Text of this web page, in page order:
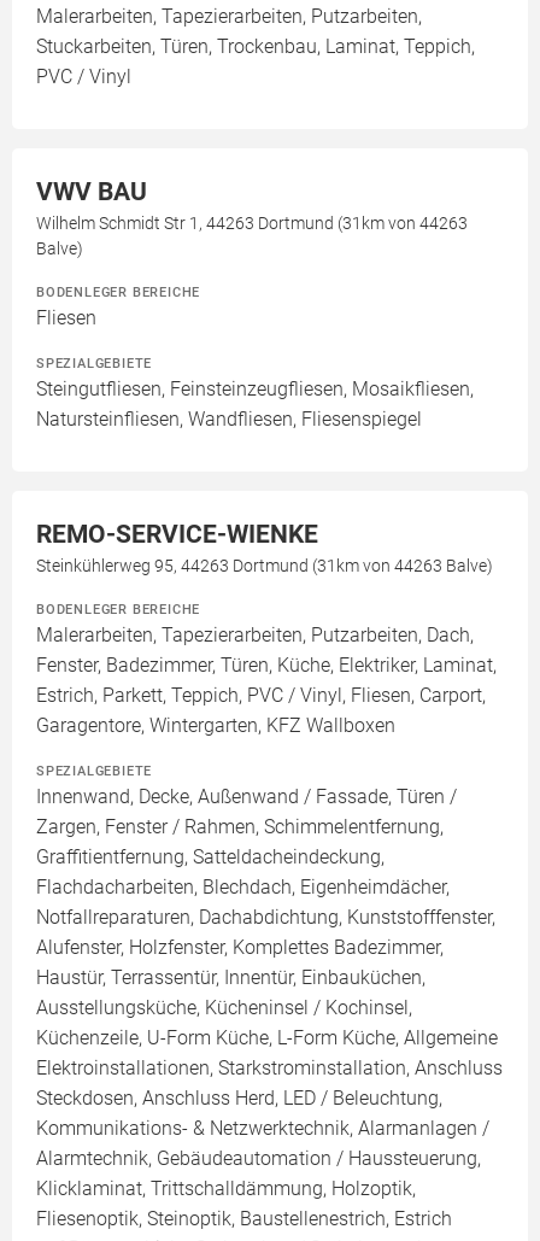
Malerarbeiten, Tapezierarbeiten, Putzarbeiten,
Stuckarbeiten, Türen, Trockenbau, Laminat, Teppich,
PVC / Vinyl
VWV BAU
Wilhelm Schmidt Str 1, 44263 Dortmund (31km von 44263
Balve)
BODENLEGER BEREICHE
Fliesen
SPEZIALGEBIETE
Steingutfliesen, Feinsteinzeugfliesen, Mosaikfliesen,
Natursteinfliesen, Wandfliesen, Fliesenspiegel
REMO-SERVICE-WIENKE
Steinkühlerweg 95, 44263 Dortmund (31km von 44263 Balve)
BODENLEGER BEREICHE
Malerarbeiten, Tapezierarbeiten, Putzarbeiten, Dach,
Fenster, Badezimmer, Türen, Küche, Elektriker, Laminat,
Estrich, Parkett, Teppich, PVC / Vinyl, Fliesen, Carport,
Garagentore, Wintergarten, KFZ Wallboxen
SPEZIALGEBIETE
Innenwand, Decke, Außenwand / Fassade, Türen /
Zargen, Fenster / Rahmen, Schimmelentfernung,
Graffitientfernung, Satteldacheindeckung,
Flachdacharbeiten, Blechdach, Eigenheimdächer,
Notfallreparaturen, Dachabdichtung, Kunststofffenster,
Alufenster, Holzfenster, Komplettes Badezimmer,
Haustür, Terrassentür, Innentür, Einbauküchen,
Ausstellungsküche, Kücheninsel / Kochinsel,
Küchenzeile, U-Form Küche, L-Form Küche, Allgemeine
Elektroinstallationen, Starkstrominstallation, Anschluss
Steckdosen, Anschluss Herd, LED / Beleuchtung,
Kommunikations- & Netzwerktechnik, Alarmanlagen /
Alarmtechnik, Gebäudeautomation / Haussteuerung,
Klicklaminat, Trittschalldämmung, Holzoptik,
Fliesenoptik, Steinoptik, Baustellenestrich, Estrich